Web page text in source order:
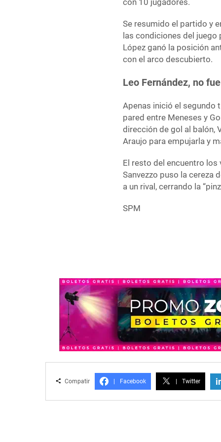
con 10 jugadores.
Se resumido el partido y
las condiciones del juego
López ganó la posición
con el arco descubierto.
Leo Fernández, no
Apenas inició el segundo
pared entre Meneses y
dirección de gol al balón,
Araujo para empujarla y
El resto del encuentro
Sanvezzo puso la cereza
a un rival, cerrando la
SPM
Compatir Facebook Twitter